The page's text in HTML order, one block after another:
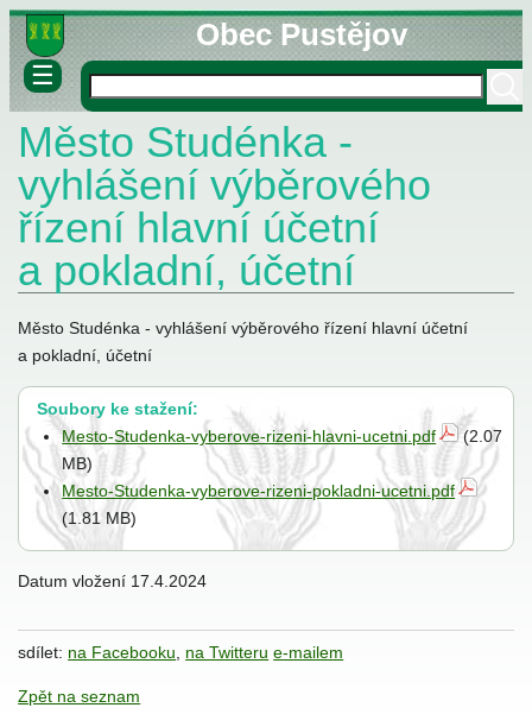
Obec Pustějov
☰
informace
Město Studénka -
vyhlášení výběrového
řízení hlavní účetní
a pokladní, účetní
Město Studénka - vyhlášení výběrového řízení hlavní účetní
a pokladní, účetní
Soubory ke stažení:
Mesto-Studenka-vyberove-rizeni-hlavni-ucetni.pdf
(2.07
MB)
Mesto-Studenka-vyberove-rizeni-pokladni-ucetni.pdf
(1.81 MB)
Datum vložení 17.4.2024
sdílet: na Facebooku na Twitteru e-mailem
Zpět na seznam